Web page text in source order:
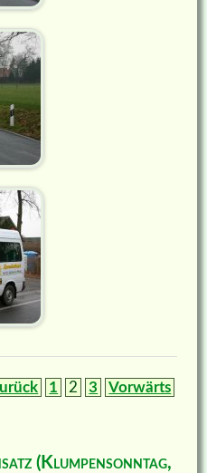
1 2 3 Vorwärts
(Klumpensonntag,